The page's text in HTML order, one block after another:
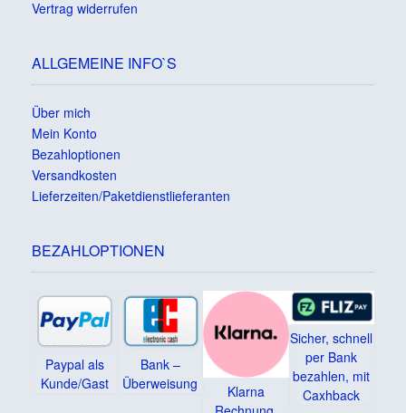
Vertrag widerrufen
ALLGEMEINE INFO`S
Über mich
Mein Konto
Bezahloptionen
Versandkosten
Lieferzeiten/Paketdienstlieferanten
BEZAHLOPTIONEN
Paypal als
Kunde/Gast
Bank –
Überweisung
Klarna
Sicher, schnell
per Bank
bezahlen, mit
Caxhback